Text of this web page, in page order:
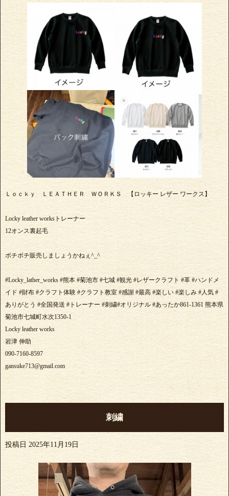
Ｌｏｃｋｙ ＬＥＡＴＨＥＲ ＷＯＲＫＳ 【ロッキー レザー ワークス】
Locky leather worksトレーナー
12オンス裏起毛
ボチボチ販売しましょうかねぇ^_^
#Locky_lather_works #熊本 #菊池市 #七城 #観光 #レザークラフト #革 #ハンドメ
イド #財布 #クラフト体験 #クラフト教室 #感謝 #最高 #楽しい #楽しみ #人気 #
ありがとう #全国発送 #トレーナー #刺繍#オリジナル #あったか861-1361 熊本県
菊池市七城町水次1350-1
Locky leather works
岩津 伸助
090-7160-8597
gansuke713@gmail.com
刺繍
投稿日 2025年11月19日